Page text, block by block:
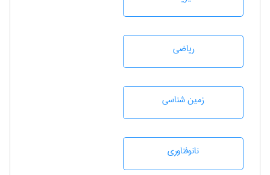
رياضی
زمين شناسی
نانوفناوری